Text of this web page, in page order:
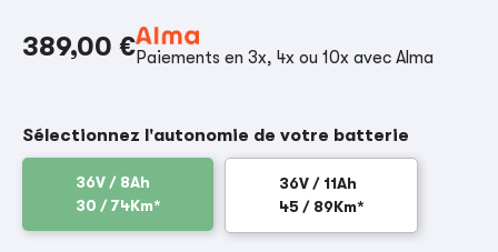
389,00 €Paiements en 3x, 4x ou 10x avec Alma
Sélectionnez l'autonomie de votre batterie
36V / 8Ah
30 / 74Km*
36V / 11Ah
45 / 89Km*